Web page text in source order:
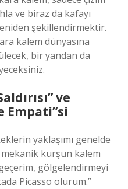
ve biraz da kafayı
şekillendirmektir.
kalem dünyasına
bir yandan da
ve
Empati”si
yaklaşımı genelde
kurşun kalem
geçerim, gölgelendirmeyi
Picasso olurum.”